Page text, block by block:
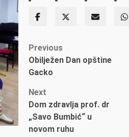
Previous
Obilježen Dan opštine
Gacko
Next
Dom zdravlja prof. dr
„Savo Bumbić“ u
novom ruhu